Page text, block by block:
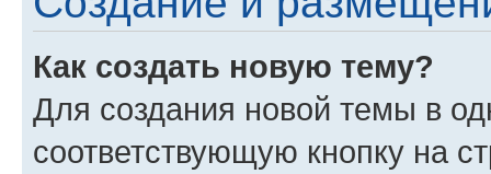
Как создать новую тему?
Для создания новой темы в
соответствующую кнопку на